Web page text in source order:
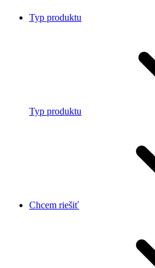
Typ produktu
Typ produktu
Chcem riešiť